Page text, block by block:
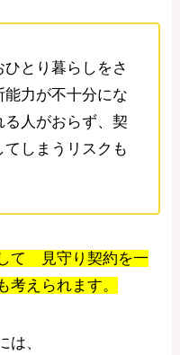
とり暮らしをさ
力が不十分にな
る人がおらず、契
しまうリスクも
て 見守り契約を一
考えられます。
は、